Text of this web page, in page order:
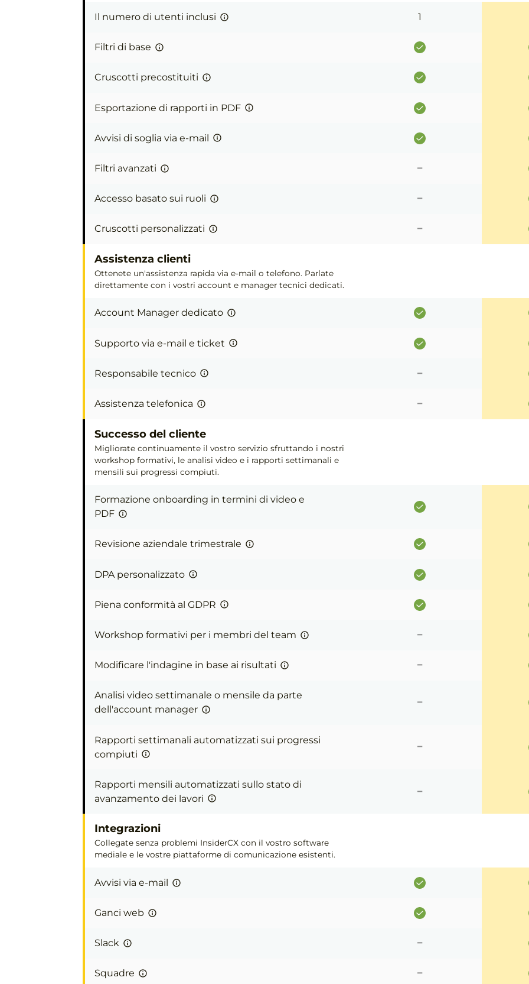
Il numero di utenti inclusi 1
Filtri di base
Cruscotti precostituiti
Esportazione di rapporti in PDF
Avvisi di soglia via e-mail
Filtri avanzati -
Accesso basato sui ruoli -
Cruscotti personalizzati -
Assistenza clienti
Ottenete un'assistenza rapida via e-mail o telefono. Parlate
direttamente con i vostri account e manager tecnici dedicati.
Account Manager dedicato
Supporto via e-mail e ticket
Responsabile tecnico -
Assistenza telefonica -
Successo del cliente
Migliorate continuamente il vostro servizio sfruttando i nostri
workshop formativi, le analisi video e i rapporti settimanali e
mensili sui progressi compiuti.
Formazione onboarding in termini di video e
PDF
Revisione aziendale trimestrale
DPA personalizzato
Piena conformità al GDPR
Workshop formativi per i membri del team -
Modificare l'indagine in base ai risultati -
Analisi video settimanale o mensile da parte
dell'account manager
-
Rapporti settimanali automatizzati sui progressi
compiuti
-
Rapporti mensili automatizzati sullo stato di
avanzamento dei lavori
-
Integrazioni
Collegate senza problemi InsiderCX con il vostro software
mediale e le vostre piattaforme di comunicazione esistenti.
Avvisi via e-mail
Ganci web
Slack -
Squadre -